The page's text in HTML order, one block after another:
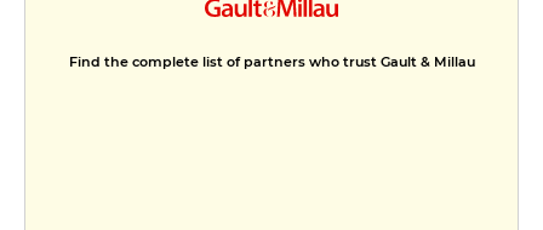
Find the complete list of partners who trust Gault & Millau